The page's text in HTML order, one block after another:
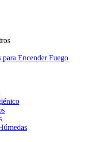
para Encender Fuego